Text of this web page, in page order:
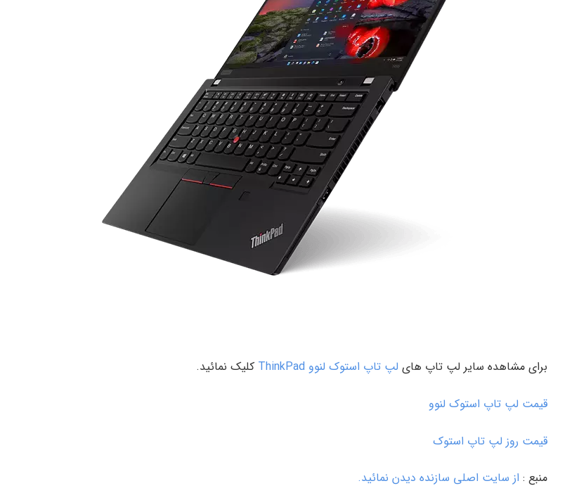
برای مشاهده سایر لپ تاپ های لپ تاپ استوک لنوو ThinkPad کلیک نمائید.
قیمت لپ تاپ استوک لنوو
قیمت روز لپ تاپ استوک
منبع : از سایت اصلی سازنده دیدن نمائید.